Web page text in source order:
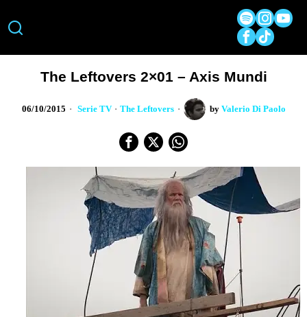
The Leftovers 2×01 – Axis Mundi
06/10/2015 Serie TV · The Leftovers by Valerio Di Paolo